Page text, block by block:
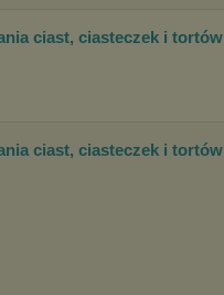
ciast, ciasteczek i tortów
ciast, ciasteczek i tortów